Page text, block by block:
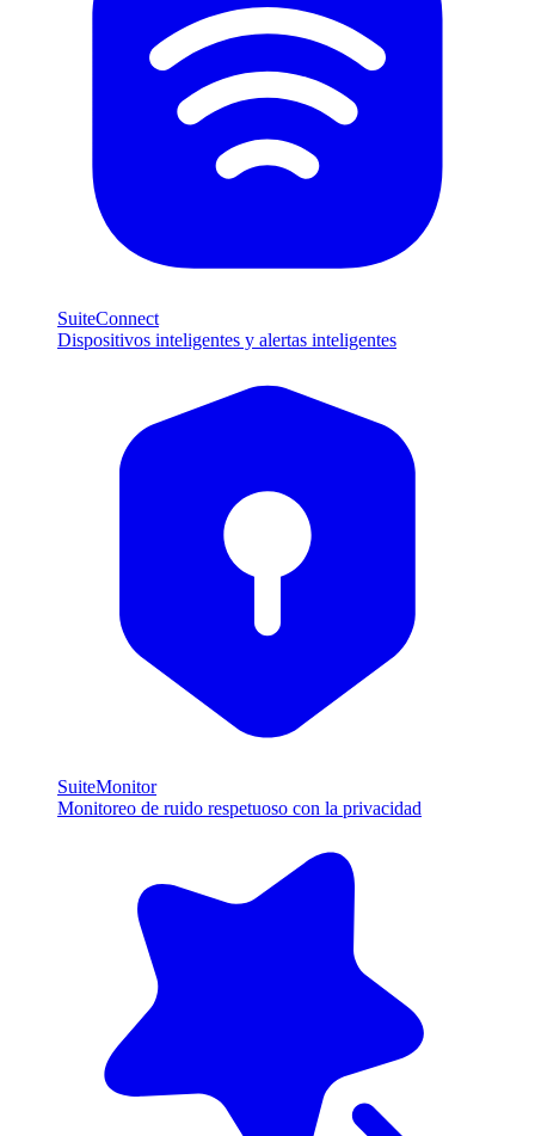
SuiteConnect
Dispositivos inteligentes y alertas inteligentes
SuiteMonitor
Monitoreo de ruido respetuoso con la privacidad